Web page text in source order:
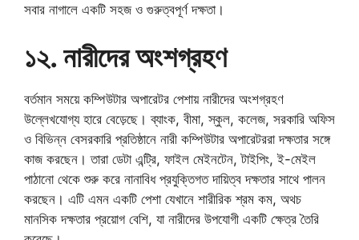
সবার নাগালে একটি সহজ ও গুরুত্বপূর্ণ দক্ষতা।
১২. নারীদের অংশগ্রহণ
বর্তমান সময়ে কম্পিউটার অপারেটর পেশায় নারীদের অংশগ্রহণ
উল্লেখযোগ্য হারে বেড়েছে। ব্যাংক, বীমা, স্কুল, কলেজ, সরকারি অফিস
ও বিভিন্ন বেসরকারি প্রতিষ্ঠানে নারী কম্পিউটার অপারেটররা দক্ষতার সঙ্গে
কাজ করছেন। তারা ডেটা এন্ট্রি, ফাইল মেইনটেন, টাইপিং, ই-মেইল
পাঠানো থেকে শুরু করে নানাবিধ প্রযুক্তিগত দায়িত্ব দক্ষতার সাথে পালন
করছেন। এটি এমন একটি পেশা যেখানে শারীরিক শ্রম কম, অথচ
মানসিক দক্ষতার প্রয়োগ বেশি, যা নারীদের উপযোগী একটি ক্ষেত্র তৈরি